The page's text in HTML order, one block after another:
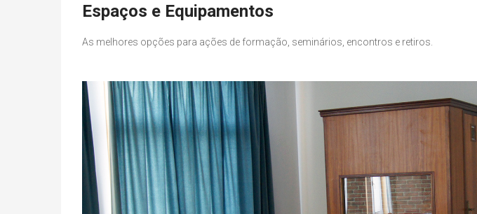
Espaços e Equipamentos
As melhores opções para ações de formação, seminários, encontros e retiros.